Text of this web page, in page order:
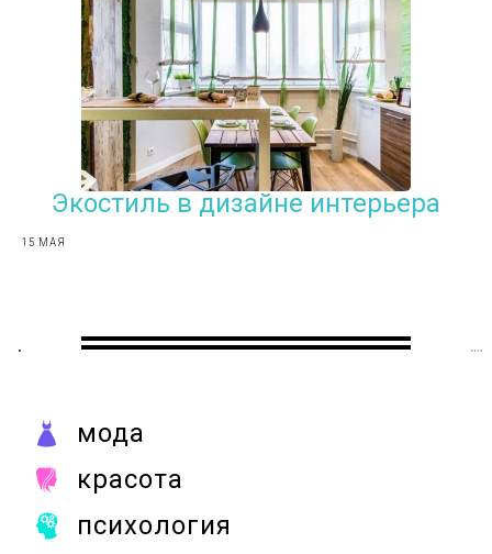
Экостиль в дизайне интерьера
15 МАЯ
мода
красота
психология